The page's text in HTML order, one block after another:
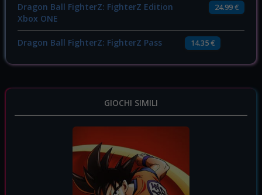
Dragon Ball FighterZ: FighterZ Edition
Xbox ONE
24.99 €
Dragon Ball FighterZ: FighterZ Pass 14.35 €
GIOCHI SIMILI